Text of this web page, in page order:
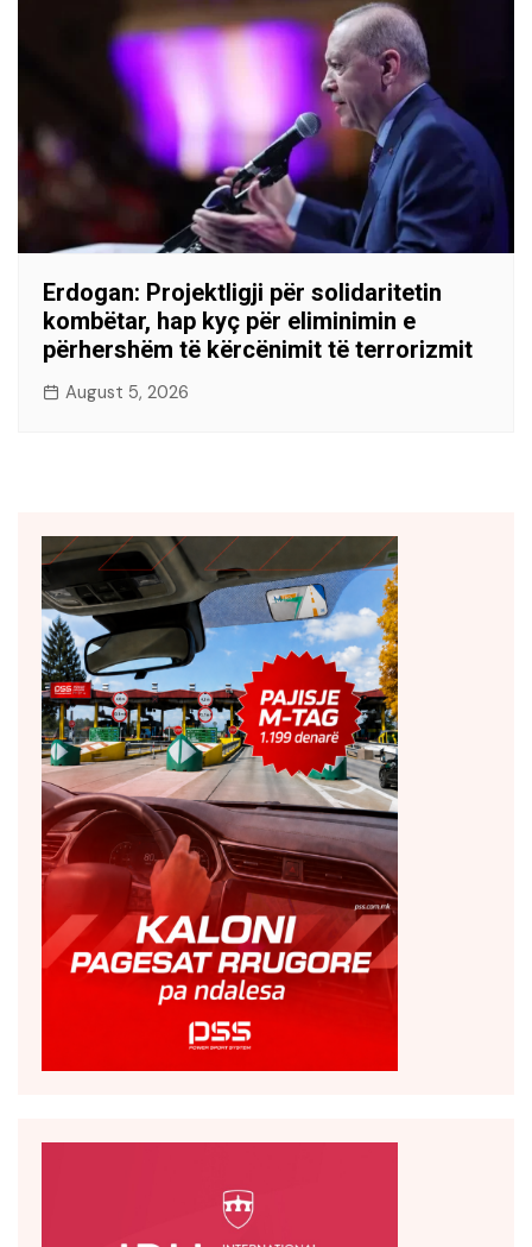
Erdogan: Projektligji për solidaritetin
kombëtar, hap kyç për eliminimin e
përhershëm të kërcënimit të terrorizmit
August 5, 2026